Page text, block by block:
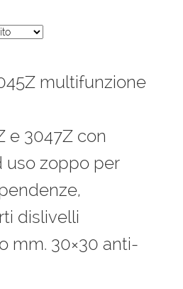
multifunzione
e 3047Z con
uso zoppo per
dislivelli
mm. 30×30 anti-